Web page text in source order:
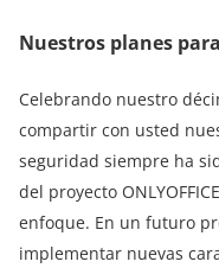
Nuestros planes
Celebrando nuestro
compartir con usted
seguridad siempre ha
del proyecto
enfoque. En un futuro
implementar nuevas